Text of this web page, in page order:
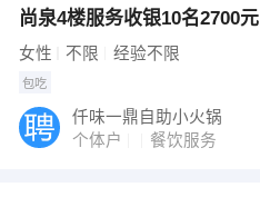
尚泉4楼服务收银10名2700元
女性 不限 经验不限
包吃
仟味一鼎自助小火锅
个体户
餐饮服务